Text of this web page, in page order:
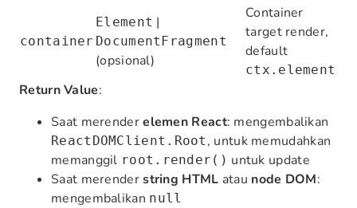
container
Element |
DocumentFragment
(opsional)
Container
target render,
default
ctx.element
Return Value:
Saat merenderelemen React: mengembalikan
ReactDOMClient.Root , untuk memudahkan
memanggil root.render() untuk update
Saat merenderstring HTML atau node DOM:
mengembalikan null